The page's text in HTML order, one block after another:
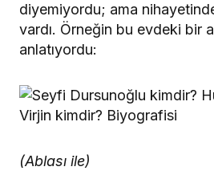
diyemiyordu; ama
vardı. Örneğin bu evdeki bir
anlatıyordu:
(Ablası ile)